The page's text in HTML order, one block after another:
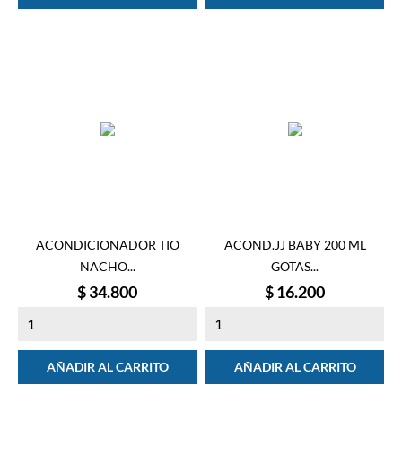
ACONDICIONADOR TIO
NACHO...
Precio
$ 34.800
AÑADIR AL CARRITO
ACOND.JJ BABY 200 ML
GOTAS...
Precio
$ 16.200
AÑADIR AL CARRITO